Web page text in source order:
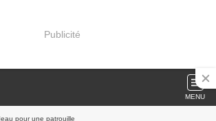
Publicité
MENU
pour une patrouille